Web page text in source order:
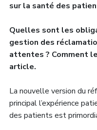
sur la santé des
Quelles sont les
gestion des
attentes ? Comment
article.
La nouvelle version du
principal l’expérience
des patients est